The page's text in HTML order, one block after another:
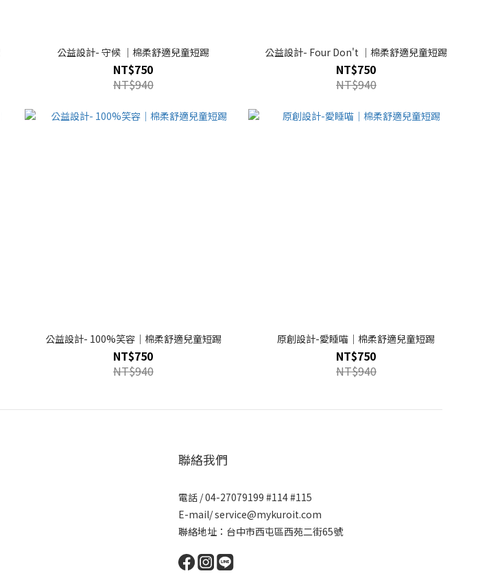
公益設計- 守候 ｜棉柔舒適兒童短踢
NT$750
NT$940
公益設計- Four Don't ｜棉柔舒適兒童短踢
NT$750
NT$940
公益設計- 100%笑容｜棉柔舒適兒童短踢
NT$750
NT$940
原創設計-愛睡喵｜棉柔舒適兒童短踢
NT$750
NT$940
聯絡我們
電話 / 04-27079199 #114 #115
E-mail/ service@mykuroit.com
聯絡地址：台中市西屯區西苑二街65號